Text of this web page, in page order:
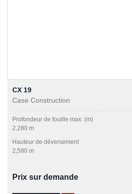
CX 19
Case Construction
Profondeur de fouille max. (m)
2,280 m
Hauteur de déversement
2,580 m
Prix sur demande